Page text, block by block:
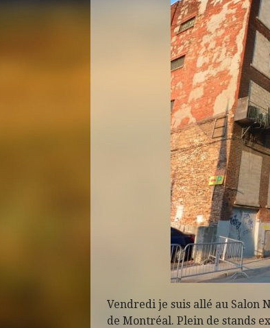
Vendredi je suis allé au Salon
de Montréal. Plein de stands